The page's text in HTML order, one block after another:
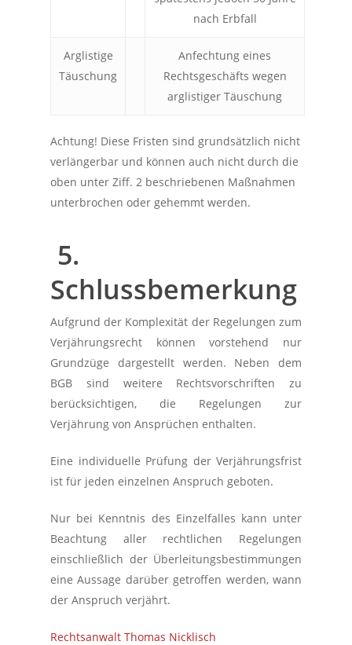
nach Erbfall
Arglistige
Täuschung
Anfechtung eines
Rechtsgeschäfts wegen
arglistiger Täuschung
Achtung! Diese Fristen sind grundsätzlich nicht
verlängerbar und können auch nicht durch die
oben unter Ziff. 2 beschriebenen Maßnahmen
unterbrochen oder gehemmt werden.
5.
Schlussbemerkung
Aufgrund der Komplexität der Regelungen zum
Verjährungsrecht können vorstehend nur
Grundzüge dargestellt werden. Neben dem
BGB sind weitere Rechtsvorschriften zu
berücksichtigen, die Regelungen zur
Verjährung von Ansprüchen enthalten.
Eine individuelle Prüfung der Verjährungsfrist
ist für jeden einzelnen Anspruch geboten.
Nur bei Kenntnis des Einzelfalles kann unter
Beachtung aller rechtlichen Regelungen
einschließlich der Überleitungsbestimmungen
eine Aussage darüber getroffen werden, wann
der Anspruch verjährt.
Rechtsanwalt Thomas Nicklisch